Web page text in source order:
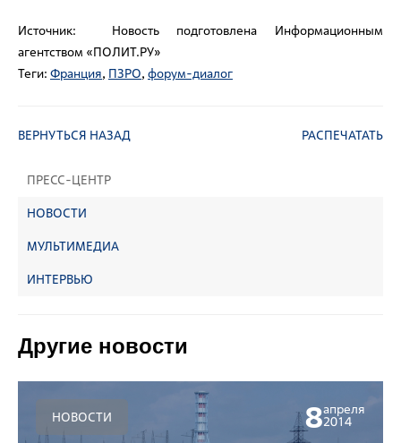
ПРЕСС-ЦЕНТР
НОВОСТИ
МУЛЬТИМЕДИА
ИНТЕРВЬЮ
Источник: Новость подготовлена Информационным
агентством «ПОЛИТ.РУ»
Теги: Франция, ПЗРО, форум-диалог
ВЕРНУТЬСЯ НАЗАД РАСПЕЧАТАТЬ
Другие новости
НОВОСТИ 8апреля
2014